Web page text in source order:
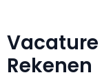
Rekenen